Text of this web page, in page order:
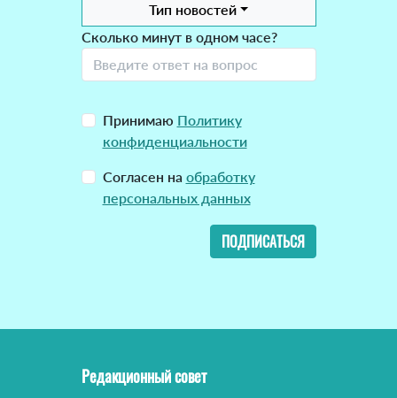
Тип новостей
Сколько минут в одном часе?
Принимаю Политику
конфиденциальности
Согласен на обработку
персональных данных
ПОДПИСАТЬСЯ
Редакционный совет